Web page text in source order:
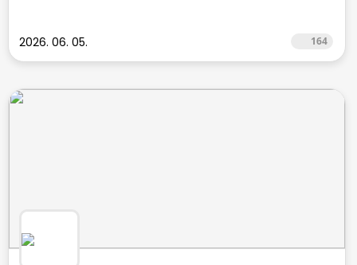
2026. 06. 05. 164